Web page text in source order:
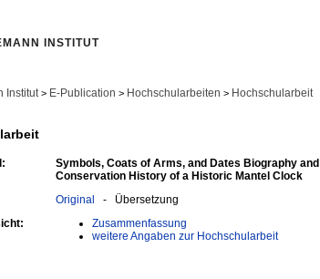
INSTITUT
Institut > E-Publication > Hochschularbeiten > Hochschularbeit
Symbols, Coats of Arms, and Dates Biography and
Conservation History of a Historic Mantel Clock
Original - Übersetzung
Zusammenfassung
weitere Angaben zur Hochschularbeit